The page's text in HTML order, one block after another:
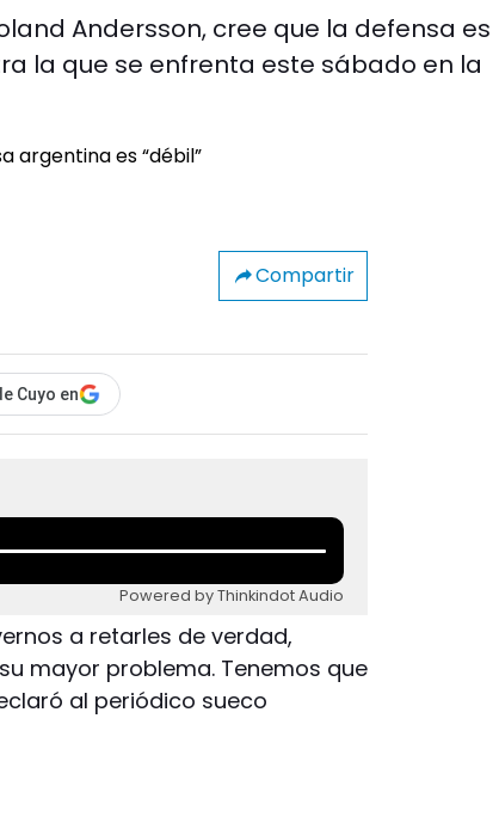
Andersson, cree que la defensa es
la que se enfrenta este sábado en la
Compartir
Cuyo en
Powered by Thinkindot Audio
a retarles de verdad,
mayor problema. Tenemos que
al periódico sueco